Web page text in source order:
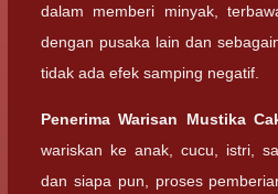
dalam memberi minyak,
dengan pusaka lain dan
tidak ada efek samping negatif.
Penerima Warisan Mustika
wariskan ke anak, cucu, istri,
dan siapa pun, proses